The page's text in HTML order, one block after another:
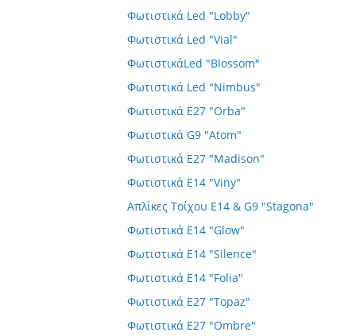
Φωτιστικά Led "Lobby"
Φωτιστικά Led "Vial"
ΦωτιστικάLed "Blossom"
Φωτιστικά Led "Nimbus"
Φωτιστικά E27 "Orba"
Φωτιστικά G9 "Atom"
Φωτιστικά E27 "Madison"
Φωτιστικά E14 "Viny"
Απλίκες Τοίχου E14 & G9 "Stagona"
Φωτιστικά E14 "Glow"
Φωτιστικά E14 "Silence"
Φωτιστικά E14 "Folia"
Φωτιστικά E27 "Topaz"
Φωτιστικά E27 "Ombre"